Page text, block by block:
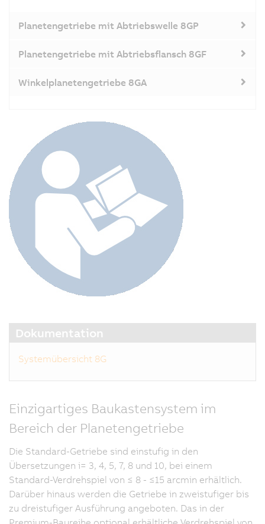
Planetengetriebe mit Abtriebswelle 8GP
Planetengetriebe mit Abtriebsflansch 8GF
Winkelplanetengetriebe 8GA
Dokumentation
Systemübersicht 8G
Einzigartiges Baukastensystem im
Bereich der Planetengetriebe
Die Standard-Getriebe sind einstufig in den
Übersetzungen i= 3, 4, 5, 7, 8 und 10, bei einem
Standard-Verdrehspiel von ≤ 8 - ≤15 arcmin erhältlich.
Darüber hinaus werden die Getriebe in zweistufiger bis
zu dreistufiger Ausführung angeboten. Das in der